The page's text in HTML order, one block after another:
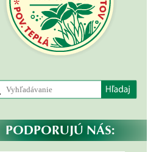
PODPORUJÚ NÁS: